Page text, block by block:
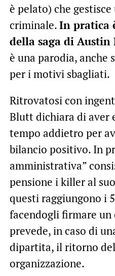
è pelato) che gestisce
criminale.In pratica
della saga di Austin
è una parodia, anche
per i motivi sbagliati.
Ritrovatosi con
Blutt dichiara di aver
tempo addietro per
bilancio positivo. In
amministrativa”
pensione i killer al
questi raggiungono i
facendogli firmare
prevede, in caso di
dipartita, il ritorno
organizzazione.